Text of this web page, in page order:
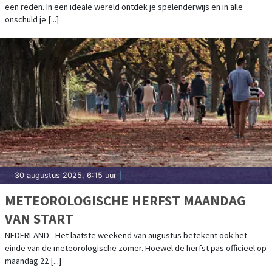
een reden. In een ideale wereld ontdek je spelenderwijs en in alle
onschuld je [...]
30 augustus 2025, 6:15 uur
METEOROLOGISCHE HERFST MAANDAG
VAN START
NEDERLAND - Het laatste weekend van augustus betekent ook het
einde van de meteorologische zomer. Hoewel de herfst pas officieel op
maandag 22 [...]